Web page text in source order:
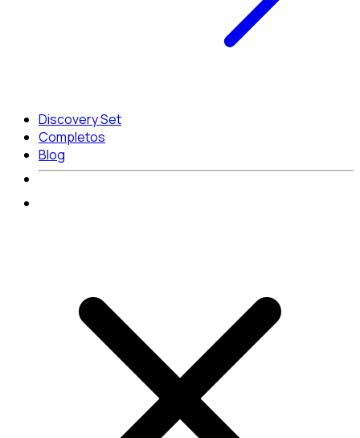
Discovery Set
Completos
Blog